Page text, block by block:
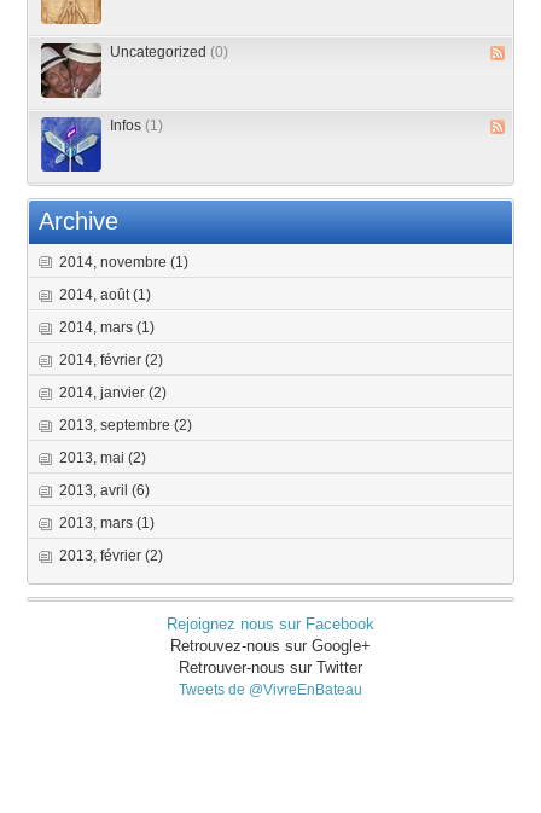
Uncategorized (0)
Infos (1)
Archive
2014, novembre(1)
2014, août(1)
2014, mars(1)
2014, février(2)
2014, janvier(2)
2013, septembre(2)
2013, mai(2)
2013, avril(6)
2013, mars(1)
2013, février(2)
Rejoignez nous sur Facebook
Retrouvez-nous sur Google+
Retrouver-nous sur Twitter
Tweets de @VivreEnBateau